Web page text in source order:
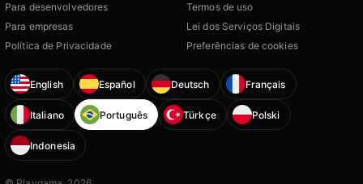
Para desenvolvedores
Para empresas
Política de Privacidade
Termos de uso
Lei dos Serviços Digitais
Preferências de cookies
English Español Deutsch Français
Italiano Português Türkçe Polski
Indonesia